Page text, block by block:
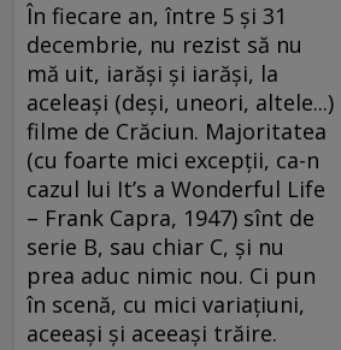
În fiecare an, între 5 şi 31
decembrie, nu rezist să nu
mă uit, iarăşi şi iarăşi, la
aceleaşi (deşi, uneori, altele...)
filme de Crăciun. Majoritatea
(cu foarte mici excepţii, ca-n
cazul lui It’s a Wonderful Life
– Frank Capra, 1947) sînt de
serie B, sau chiar C, şi nu
prea aduc nimic nou. Ci pun
în scenă, cu mici variaţiuni,
aceeaşi şi aceeaşi trăire.